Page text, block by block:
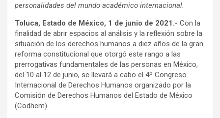
personalidades del mundo académico internacional.
Toluca, Estado de México, 1 de junio de 2021.- Con la
finalidad de abrir espacios al análisis y la reflexión sobre la
situación de los derechos humanos a diez años de la gran
reforma constitucional que otorgó este rango a las
prerrogativas fundamentales de las personas en México,
del 10 al 12 de junio, se llevará a cabo el 4º Congreso
Internacional de Derechos Humanos organizado por la
Comisión de Derechos Humanos del Estado de México
(Codhem).